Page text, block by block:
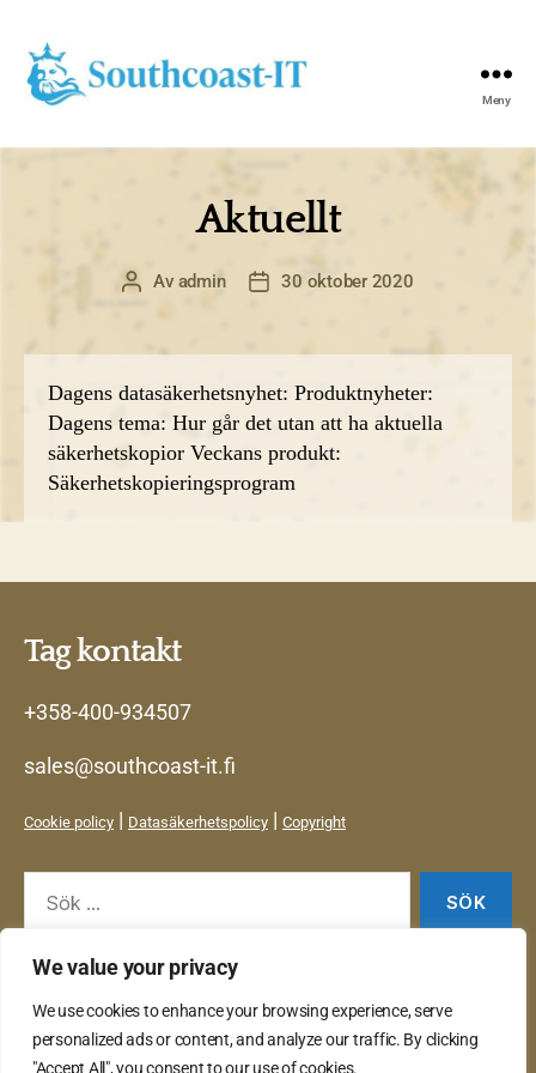
We value your privacy
We use cookies to enhance your browsing experience, serve
personalized ads or content, and analyze our traffic. By clicking
"Accept All", you consent to our use of cookies.
Meny
Aktuellt
Inläggsförfattare
Av admin Inläggsdatum
30 oktober 2020
Dagens datasäkerhetsnyhet: Produktnyheter:
Dagens tema: Hur går det utan att ha aktuella
säkerhetskopior Veckans produkt:
Säkerhetskopieringsprogram
Tag kontakt
+358-400-934507
sales@southcoast-it.fi
Cookie policy | Datasäkerhetspolicy | Copyright
efter:
Produkter
Kontakt